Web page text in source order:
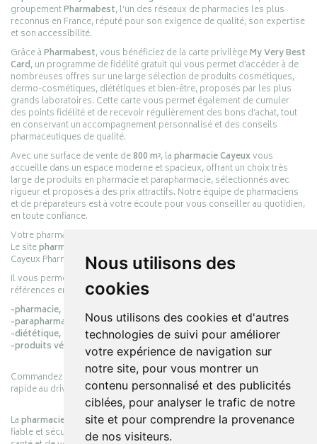
Nous utilisons des
cookies
Nous utilisons des cookies et d'autres
technologies de suivi pour améliorer
votre expérience de navigation sur
notre site, pour vous montrer un
contenu personnalisé et des publicités
ciblées, pour analyser le trafic de notre
site et pour comprendre la provenance
de nos visiteurs.
groupementPharmabest, l’un des réseaux de pharmacies les plus
reconnus en France, réputé pour son exigence de qualité, son expertise
et son accessibilité.
Grâce àPharmabest, vous bénéficiez de la carte privilègeMy Very Best
Card, un programme de fidélité gratuit qui vous permet d’accéder à de
nombreuses offres sur une large sélection de produits cosmétiques,
dermo-cosmétiques, diététiques et bien-être, proposés par les plus
grands laboratoires. Cette carte vous permet également de cumuler
des points fidélité et de recevoir régulièrement des bons d’achat, tout
en conservant un accompagnement personnalisé et des conseils
pharmaceutiques de qualité.
Avec une surface de vente de800 m², lapharmacie Cayeuxvous
accueille dans un espace moderne et spacieux, offrant un choix très
large de produits en pharmacie et parapharmacie, sélectionnés avec
rigueur et proposés à des prix attractifs. Notre équipe de pharmaciens
et de préparateurs est à votre écoute pour vous conseiller au quotidien,
en toute confiance.
Votre pharmacie en ligne :
Le sitepharmacie-cayeux.fr
Cayeux Pharmabest Berck-sur-Mer – Rang-du-Fliers.
Il vous permet de réaliser vos achats en ligne parmi des milliers de
références en :
-pharmacie,
-parapharmacie,
-diététique,
-produits vétérinaires.
Commandez simplement vos produits en ligne et choisissez le retrait
rapide au drive ou la livraison à domicile, en toute simplicité.
Lapharmacie Cayeuxs’engage à vous offrir une expérience pratique,
fiable et sécurisée, en officine comme en ligne, au service de votre